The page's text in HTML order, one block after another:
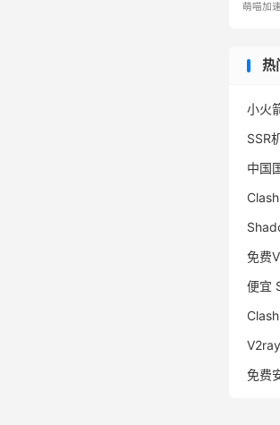
萌喵加
热
小火
SSR
免费
免费